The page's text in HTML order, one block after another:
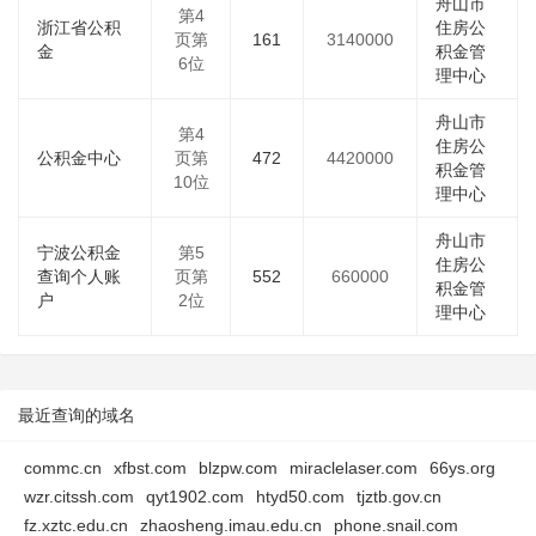
浙江省公积
金
第4
页第
6位
161 3140000
住房公
积金管
理中心
公积金中心
第4
页第
10位
472 4420000
舟山市
住房公
积金管
理中心
宁波公积金
查询个人账
户
第5
页第
2位
552 660000
舟山市
住房公
积金管
理中心
最近查询的域名
commc.cn xfbst.com blzpw.com miraclelaser.com
66ys.org
wzr.citssh.com
qyt1902.com htyd50.com
tjztb.gov.cn
fz.xztc.edu.cn
zhaosheng.imau.edu.cn
phone.snail.com